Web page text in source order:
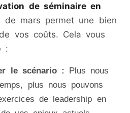
de séminaire en
de mars permet une bien
vos coûts. Cela vous
:
le scénario :
Plus nous
plus nous pouvons
de leadership en